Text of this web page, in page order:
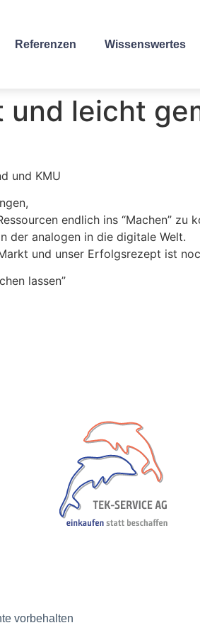
Referenzen Wissenswertes
und leicht
und KMU
endlich ins “Machen” zu
der analogen in die digitale Welt.
und unser Erfolgsrezept ist
lassen”
vorbehalten